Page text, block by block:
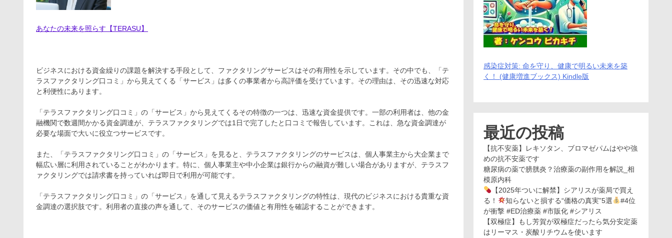
あなたの未来を照らす【TERASU】
ビジネスにおける資金繰りの課題を解決する手段として、ファクタリングサービスはその有用性を示しています。その中でも、「テ
ラスファクタリング口コミ」から見えてくる「サービス」は多くの事業者から高評価を受けています。その理由は、その迅速な対応
と利便性にあります。
「テラスファクタリング口コミ」の「サービス」から見えてくるその特徴の一つは、迅速な資金提供です。一部の利用者は、他の金
融機関で数週間かかる資金調達が、テラスファクタリングでは1日で完了したと口コミで報告しています。これは、急な資金調達が
必要な場面で大いに役立つサービスです。
また、「テラスファクタリング口コミ」の「サービス」を見ると、テラスファクタリングのサービスは、個人事業主から大企業まで
幅広い層に利用されていることがわかります。特に、個人事業主や中小企業は銀行からの融資が難しい場合がありますが、テラスフ
ァクタリングでは請求書を持っていれば即日で利用が可能です。
「テラスファクタリング口コミ」の「サービス」を通して見えるテラスファクタリングの特性は、現代のビジネスにおける貴重な資
金調達の選択肢です。利用者の直接の声を通して、そのサービスの価値と有用性を確認することができます。
感染症対策: 命を守り、健康で明るい未来を築
く！ (健康増進ブックス) Kindle版
最近の投稿
【抗不安薬】レキソタン、ブロマゼパムはやや強
めの抗不安薬です
糖尿病の薬で膀胱炎？治療薬の副作用を解説_相
模原内科
【2025年ついに解禁】シアリスが薬局で買え
る！
知らないと損する“価格の真実”5選
#4位
が衝撃 #ED治療薬 #市販化 #シアリス
【双極症】もし芳賀が双極症だったら気分安定薬
はリーマス・炭酸リチウムを使います